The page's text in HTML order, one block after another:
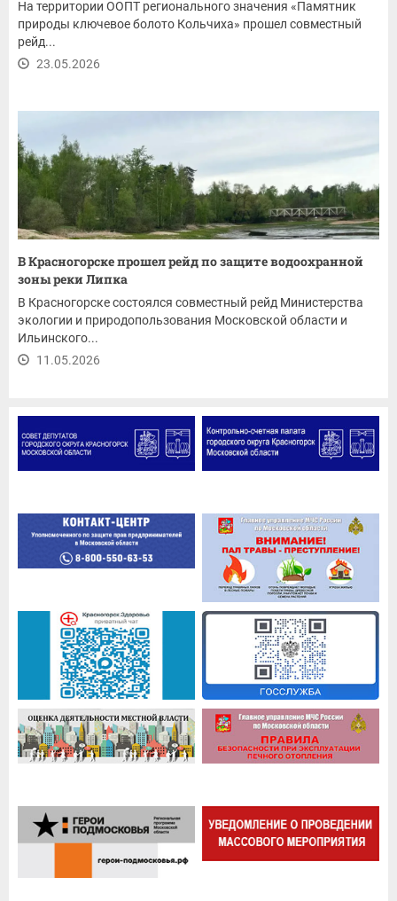
На территории ООПТ регионального значения «Памятник
природы ключевое болото Кольчиха» прошел совместный
рейд...
23.05.2026
В Красногорске прошел рейд по защите водоохранной
зоны реки Липка
В Красногорске состоялся совместный рейд Министерства
экологии и природопользования Московской области и
Ильинского...
11.05.2026